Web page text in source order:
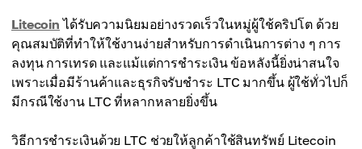
Litecoin ได้รับความนิยมอย่างรวดเร็วในหมู่ผู้ใช้คริปโต ด้วย
คุณสมบัติที่ทำให้ใช้งานง่ายสำหรับการดำเนินการต่าง ๆ การ
ลงทุน การเทรด และแม้แต่การชำระเงิน ข้อหลังนี้ยิ่งน่าสนใจ
เพราะเมื่อมีร้านค้าและธุรกิจรับชำระ LTC มากขึ้น ผู้ใช้ทั่วไปก็
มีกรณีใช้งาน LTC ที่หลากหลายยิ่งขึ้น
วิธีการชำระเงินด้วย LTC ช่วยให้ลูกค้าใช้สินทรัพย์ Litecoin